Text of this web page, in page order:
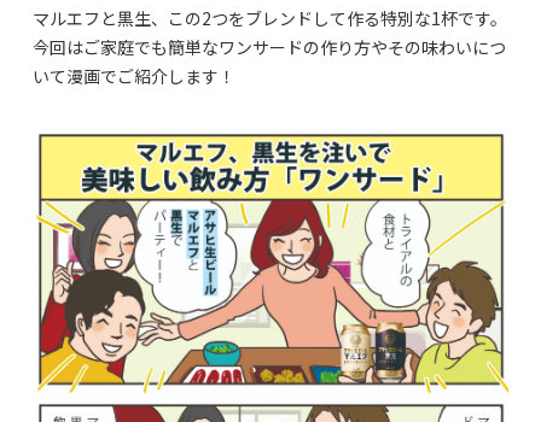
マルエフと黒生、この2つをブレンドして作る特別な1杯です。
今回はご家庭でも簡単なワンサードの作り方やその味わいにつ
いて漫画でご紹介します！